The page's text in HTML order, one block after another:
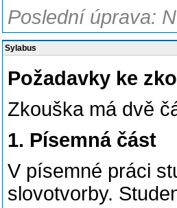
Poslední úprava:
Sylabus
Požadavky ke
Zkouška má dvě
1. Písemná část
V písemné práci
slovotvorby.